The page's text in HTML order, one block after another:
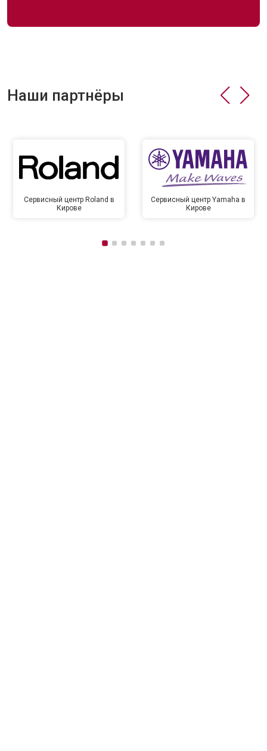
Наши партнёры
Сервисный центр Roland в
Кирове
Сервисный центр Yamaha в
Кирове